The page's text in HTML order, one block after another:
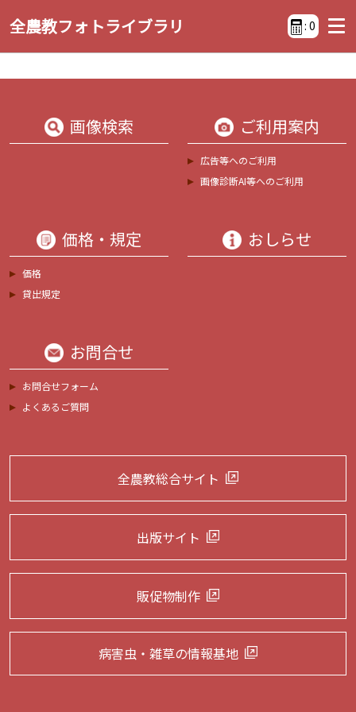
全農教フォトライブラリ : 0
画像検索 ご利用案内
広告等へのご利用
画像診断AI等へのご利用
価格・規定
価格
貸出規定
おしらせ
お問合せ
お問合せフォーム
よくあるご質問
全農教総合サイト
出版サイト
販促物制作
病害虫・雑草の情報基地